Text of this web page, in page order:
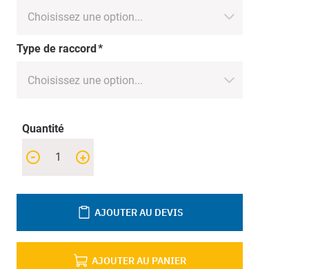
Type de raccord
Quantité
+
-
AJOUTER AU PANIER
AJOUTER AU DEVIS